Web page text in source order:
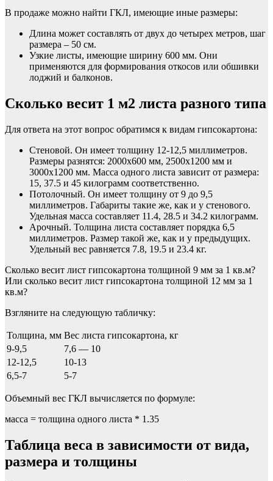
В продаже можно найти ГКЛ, имеющие иные размеры:
Длина может составлять от двух до четырех метров, шаг
размера – 50 см.
Узкие листы, имеющие ширину 600 мм. Они
применяются для формирования откосов или обшивки
лоджий и балконов.
Сколько весит 1 м2 листа разного типа
Для ответа на этот вопрос обратимся к видам гипсокартона:
Стеновой. Он имеет толщину 12-12,5 миллиметров.
Размеры разнятся: 2000х600 мм, 2500х1200 мм и
3000х1200 мм. Масса одного листа зависит от размера:
15, 37.5 и 45 килограмм соответственно.
Потолочный. Он имеет толщину от 9 до 9,5
миллиметров. Габариты такие же, как и у стенового.
Удельная масса составляет 11.4, 28.5 и 34.2 килограмм.
Арочный. Толщина листа составляет порядка 6,5
миллиметров. Размер такой же, как и у предыдущих.
Удельный вес равняется 7.8, 19.5 и 23.4 кг.
Сколько весит лист гипсокартона толщиной 9 мм за 1 кв.м?
Или сколько весит лист гипсокартона толщиной 12 мм за 1
кв.м?
Взгляните на следующую табличку:
Толщина, мм Вес листа гипсокартона, кг
9-9,5
7,6 — 10
12-12,5
10-13
6,5-7
5-7
Объемный вес ГКЛ вычисляется по формуле:
масса = толщина одного листа * 1.35
Таблица веса в зависимости от вида,
размера и толщины